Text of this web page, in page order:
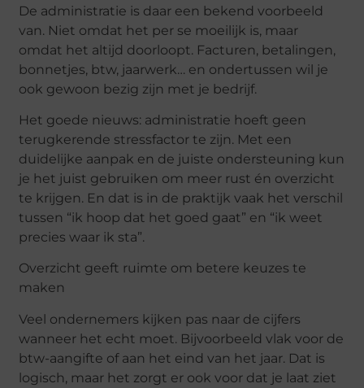
De administratie is daar een bekend voorbeeld
van. Niet omdat het per se moeilijk is, maar
omdat het altijd doorloopt. Facturen, betalingen,
bonnetjes, btw, jaarwerk… en ondertussen wil je
ook gewoon bezig zijn met je bedrijf.
Het goede nieuws: administratie hoeft geen
terugkerende stressfactor te zijn. Met een
duidelijke aanpak en de juiste ondersteuning kun
je het juist gebruiken om meer rust én overzicht
te krijgen. En dat is in de praktijk vaak het verschil
tussen “ik hoop dat het goed gaat” en “ik weet
precies waar ik sta”.
Overzicht geeft ruimte om betere keuzes te
maken
Veel ondernemers kijken pas naar de cijfers
wanneer het echt moet. Bijvoorbeeld vlak voor de
btw-aangifte of aan het eind van het jaar. Dat is
logisch, maar het zorgt er ook voor dat je laat ziet